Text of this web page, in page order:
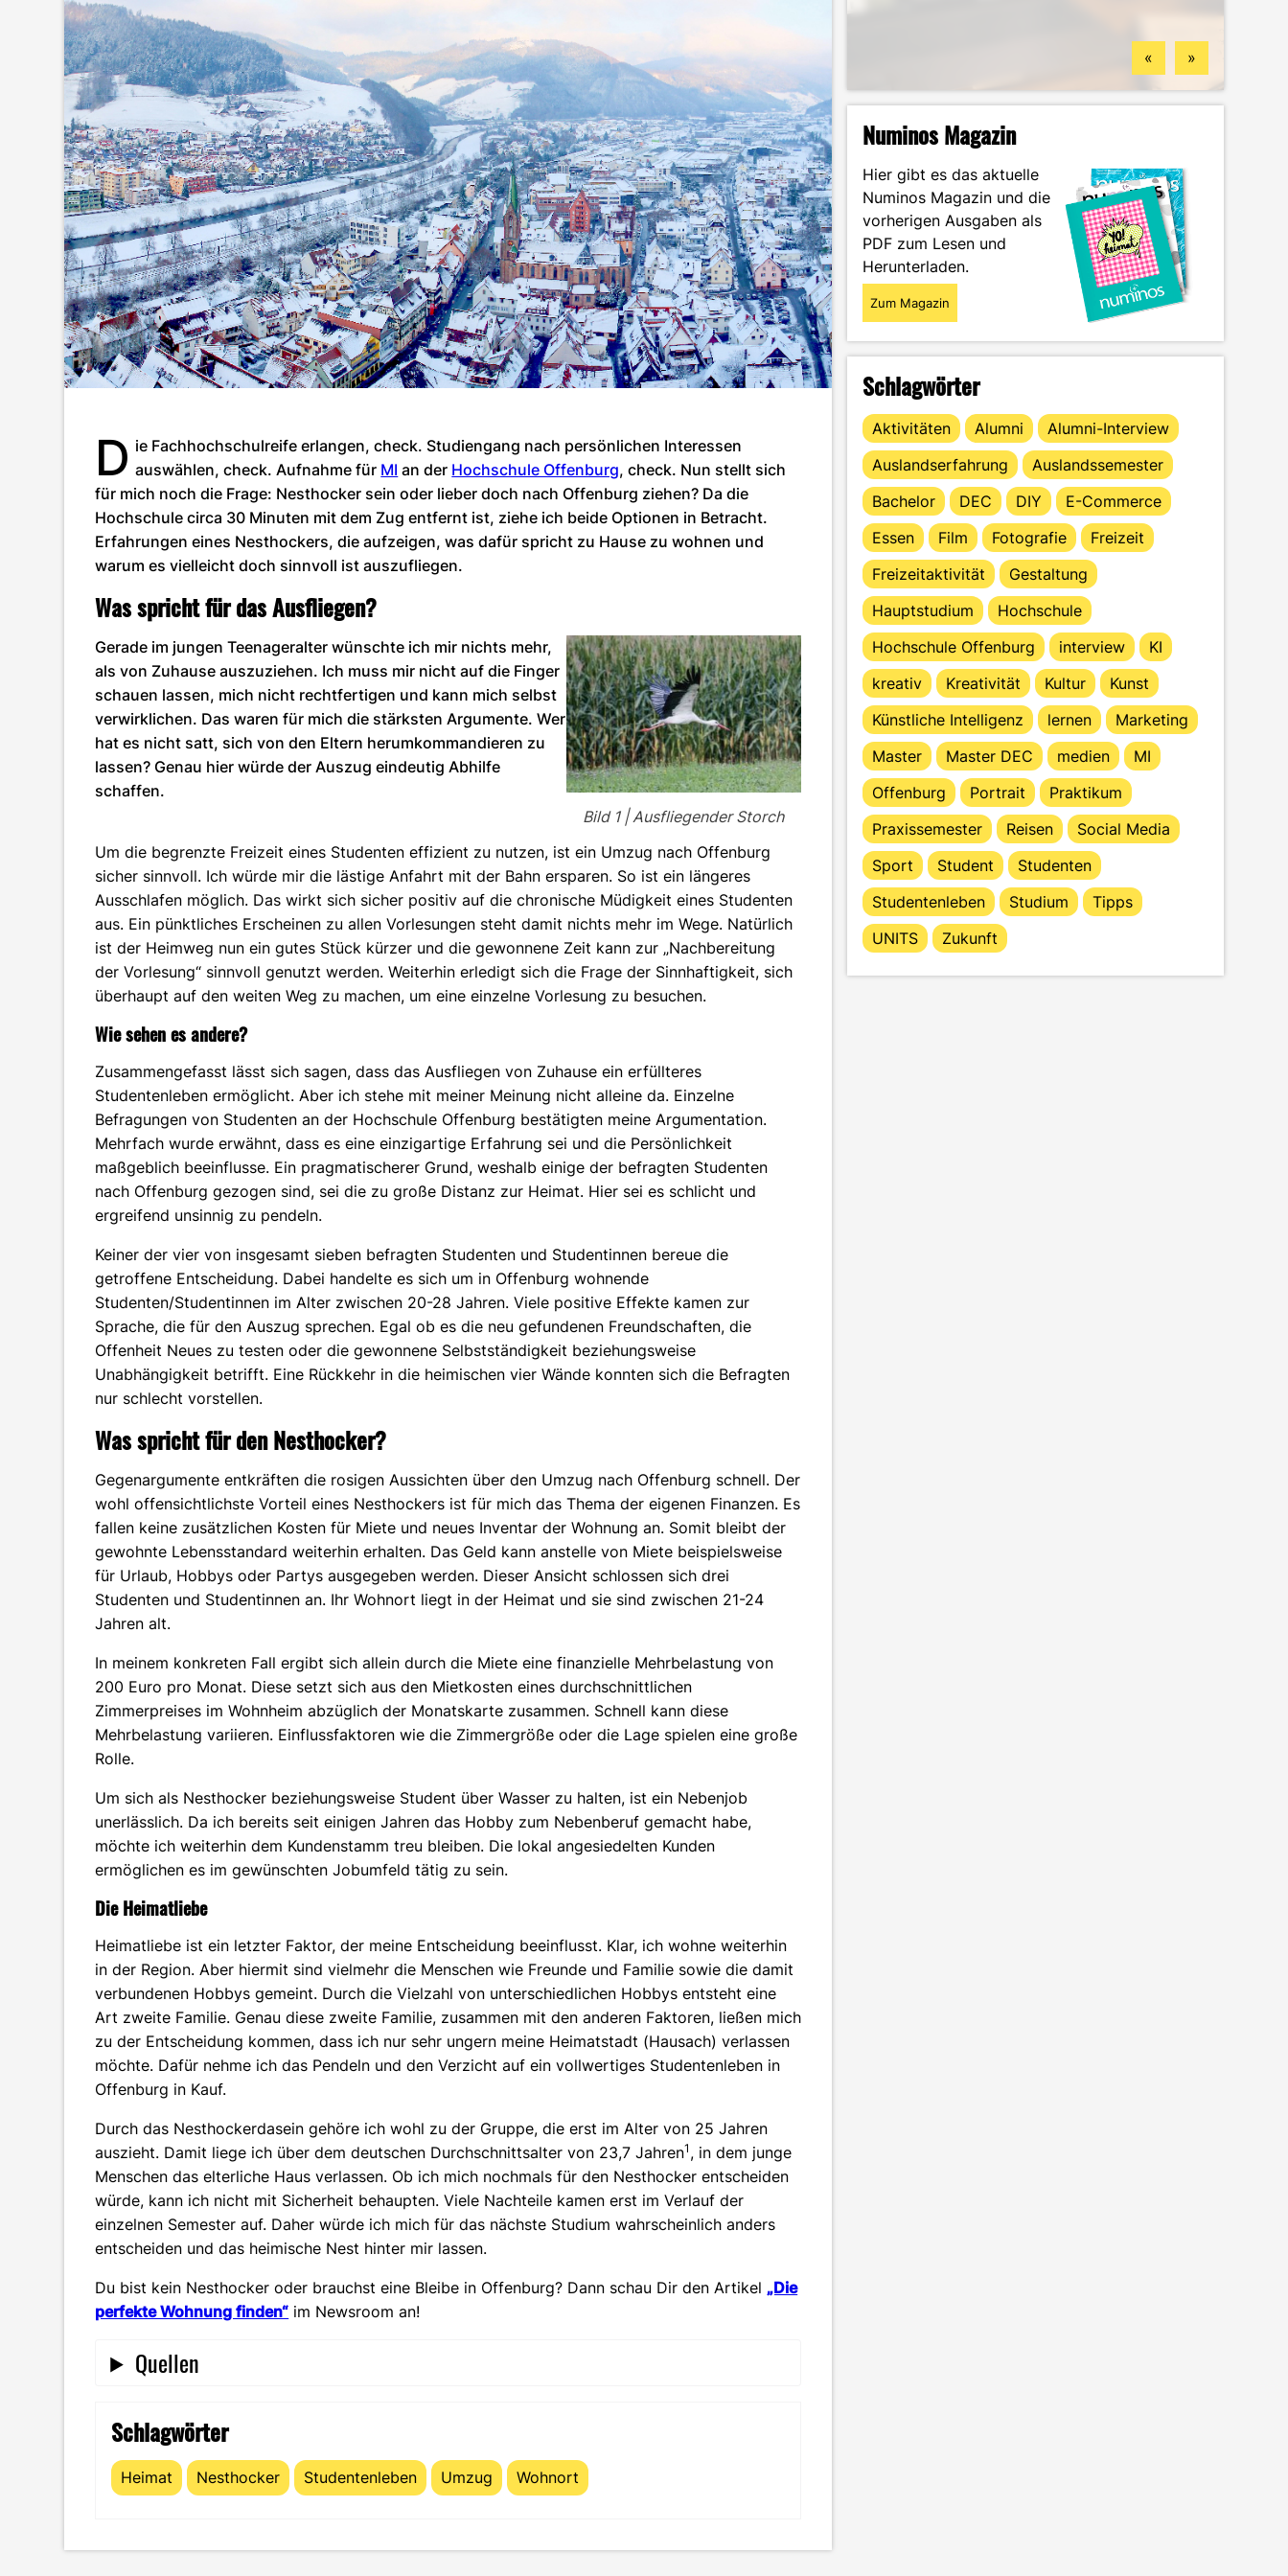
D ie Fachhochschulreife erlangen, check. Studiengang nach persönlichen Interessen
auswählen, check. Aufnahme für MI an der Hochschule Offenburg, check. Nun stellt sich
für mich noch die Frage: Nesthocker sein oder lieber doch nach Offenburg ziehen? Da die
Hochschule circa 30 Minuten mit dem Zug entfernt ist, ziehe ich beide Optionen in Betracht.
Erfahrungen eines Nesthockers, die aufzeigen, was dafür spricht zu Hause zu wohnen und
warum es vielleicht doch sinnvoll ist auszufliegen.
Was spricht für das Ausfliegen?
Gerade im jungen Teenageralter wünschte ich mir nichts mehr,
als von Zuhause auszuziehen. Ich muss mir nicht auf die Finger
schauen lassen, mich nicht rechtfertigen und kann mich selbst
verwirklichen. Das waren für mich die stärksten Argumente. Wer
hat es nicht satt, sich von den Eltern herumkommandieren zu
lassen? Genau hier würde der Auszug eindeutig Abhilfe
schaffen.
Bild 1 | Ausfliegender Storch
Um die begrenzte Freizeit eines Studenten effizient zu nutzen, ist ein Umzug nach Offenburg
sicher sinnvoll. Ich würde mir die lästige Anfahrt mit der Bahn ersparen. So ist ein längeres
Ausschlafen möglich. Das wirkt sich sicher positiv auf die chronische Müdigkeit eines Studenten
aus. Ein pünktliches Erscheinen zu allen Vorlesungen steht damit nichts mehr im Wege. Natürlich
ist der Heimweg nun ein gutes Stück kürzer und die gewonnene Zeit kann zur „Nachbereitung
der Vorlesung“ sinnvoll genutzt werden. Weiterhin erledigt sich die Frage der Sinnhaftigkeit, sich
überhaupt auf den weiten Weg zu machen, um eine einzelne Vorlesung zu besuchen.
Wie sehen es andere?
Zusammengefasst lässt sich sagen, dass das Ausfliegen von Zuhause ein erfüllteres
Studentenleben ermöglicht. Aber ich stehe mit meiner Meinung nicht alleine da. Einzelne
Befragungen von Studenten an der Hochschule Offenburg bestätigten meine Argumentation.
Mehrfach wurde erwähnt, dass es eine einzigartige Erfahrung sei und die Persönlichkeit
maßgeblich beeinflusse. Ein pragmatischerer Grund, weshalb einige der befragten Studenten
nach Offenburg gezogen sind, sei die zu große Distanz zur Heimat. Hier sei es schlicht und
ergreifend unsinnig zu pendeln.
Keiner der vier von insgesamt sieben befragten Studenten und Studentinnen bereue die
getroffene Entscheidung. Dabei handelte es sich um in Offenburg wohnende
Studenten/Studentinnen im Alter zwischen 20-28 Jahren. Viele positive Effekte kamen zur
Sprache, die für den Auszug sprechen. Egal ob es die neu gefundenen Freundschaften, die
Offenheit Neues zu testen oder die gewonnene Selbstständigkeit beziehungsweise
Unabhängigkeit betrifft. Eine Rückkehr in die heimischen vier Wände konnten sich die Befragten
nur schlecht vorstellen.
Was spricht für den Nesthocker?
Gegenargumente entkräften die rosigen Aussichten über den Umzug nach Offenburg schnell. Der
wohl offensichtlichste Vorteil eines Nesthockers ist für mich das Thema der eigenen Finanzen. Es
fallen keine zusätzlichen Kosten für Miete und neues Inventar der Wohnung an. Somit bleibt der
gewohnte Lebensstandard weiterhin erhalten. Das Geld kann anstelle von Miete beispielsweise
für Urlaub, Hobbys oder Partys ausgegeben werden. Dieser Ansicht schlossen sich drei
Studenten und Studentinnen an. Ihr Wohnort liegt in der Heimat und sie sind zwischen 21-24
Jahren alt.
In meinem konkreten Fall ergibt sich allein durch die Miete eine finanzielle Mehrbelastung von
200 Euro pro Monat. Diese setzt sich aus den Mietkosten eines durchschnittlichen
Zimmerpreises im Wohnheim abzüglich der Monatskarte zusammen. Schnell kann diese
Mehrbelastung variieren. Einflussfaktoren wie die Zimmergröße oder die Lage spielen eine große
Rolle.
Um sich als Nesthocker beziehungsweise Student über Wasser zu halten, ist ein Nebenjob
unerlässlich. Da ich bereits seit einigen Jahren das Hobby zum Nebenberuf gemacht habe,
möchte ich weiterhin dem Kundenstamm treu bleiben. Die lokal angesiedelten Kunden
ermöglichen es im gewünschten Jobumfeld tätig zu sein.
Die Heimatliebe
Heimatliebe ist ein letzter Faktor, der meine Entscheidung beeinflusst. Klar, ich wohne weiterhin
in der Region. Aber hiermit sind vielmehr die Menschen wie Freunde und Familie sowie die damit
verbundenen Hobbys gemeint. Durch die Vielzahl von unterschiedlichen Hobbys entsteht eine
Art zweite Familie. Genau diese zweite Familie, zusammen mit den anderen Faktoren, ließen mich
zu der Entscheidung kommen, dass ich nur sehr ungern meine Heimatstadt (Hausach) verlassen
möchte. Dafür nehme ich das Pendeln und den Verzicht auf ein vollwertiges Studentenleben in
Offenburg in Kauf.
Durch das Nesthockerdasein gehöre ich wohl zu der Gruppe, die erst im Alter von 25 Jahren
auszieht. Damit liege ich über dem deutschen Durchschnittsalter von 23,7 Jahren1 , in dem junge
Menschen das elterliche Haus verlassen. Ob ich mich nochmals für den Nesthocker entscheiden
würde, kann ich nicht mit Sicherheit behaupten. Viele Nachteile kamen erst im Verlauf der
einzelnen Semester auf. Daher würde ich mich für das nächste Studium wahrscheinlich anders
entscheiden und das heimische Nest hinter mir lassen.
Du bist kein Nesthocker oder brauchst eine Bleibe in Offenburg? Dann schau Dir den Artikel „Die
perfekte Wohnung finden“ im Newsroom an!
Quellen
Schlagwörter
Heimat Nesthocker Studentenleben Umzug Wohnort
« »
Numinos Magazin
Hier gibt es das aktuelle
Numinos Magazin und die
vorherigen Ausgaben als
PDF zum Lesen und
Herunterladen.
Zum Magazin
Schlagwörter
Aktivitäten Alumni
Alumni-Interview
Auslandserfahrung
Auslandssemester
Bachelor
DEC DIY
E-Commerce
Essen
Film Fotografie
Freizeit
Freizeitaktivität
Gestaltung
Hauptstudium
Hochschule
Hochschule Offenburg
interview
KI
kreativ
Kreativität Kultur
Kunst
Künstliche Intelligenz
lernen
Marketing
Master
Master DEC medien
MI
Offenburg
Portrait
Praktikum
Praxissemester
Reisen
Social Media
Sport
Student
Studenten
Studentenleben
Studium
Tipps
UNITS
Zukunft